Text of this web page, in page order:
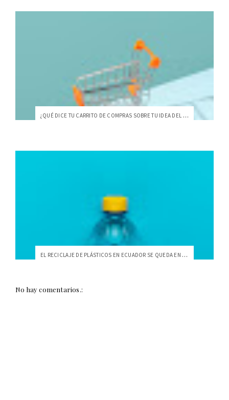
¿QUÉ DICE TU CARRITO DE COMPRAS SOBRE TU IDEA DEL ECUADOR?
EL RECICLAJE DE PLÁSTICOS EN ECUADOR SE QUEDA EN EL PAPEL
No hay comentarios.: